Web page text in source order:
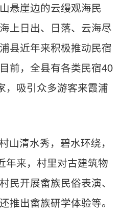
悬崖边的云缦观海民
上日出、日落、云海尽
县近年来积极推动民宿
前，全县有各类民宿40
，吸引众多游客来霞浦
山清水秀，碧水环绕，
年来，村里对古建筑物
民开展畲族民俗表演、
推出畲族研学体验等。